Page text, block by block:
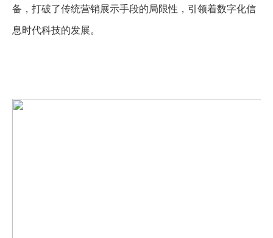
备，打破了传统营销展示手段的局限性，引领着数字化信
息时代科技的发展。